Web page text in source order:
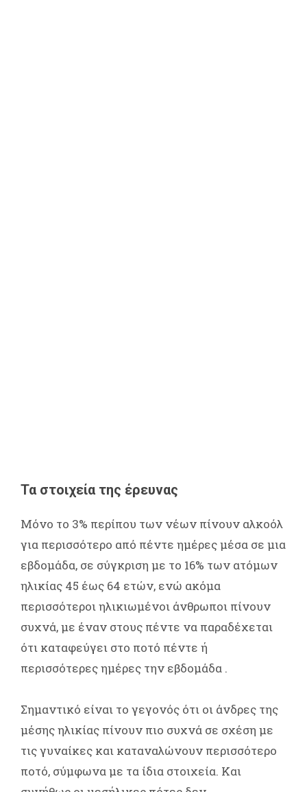
Τα στοιχεία της έρευνας
Μόνο το 3% περίπου των νέων πίνουν αλκοόλ
για περισσότερο από πέντε ημέρες μέσα σε μια
εβδομάδα, σε σύγκριση με το 16% των ατόμων
ηλικίας 45 έως 64 ετών, ενώ ακόμα
περισσότεροι ηλικιωμένοι άνθρωποι πίνουν
συχνά, με έναν στους πέντε να παραδέχεται
ότι καταφεύγει στο ποτό πέντε ή
περισσότερες ημέρες την εβδομάδα .
Σημαντικό είναι το γεγονός ότι οι άνδρες της
μέσης ηλικίας πίνουν πιο συχνά σε σχέση με
τις γυναίκες και καταναλώνουν περισσότερο
ποτό, σύμφωνα με τα ίδια στοιχεία. Και